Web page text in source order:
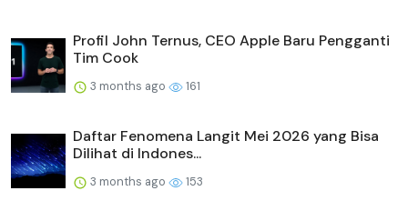
Profil John Ternus, CEO Apple Baru Pengganti
Tim Cook
3 months ago 161
Daftar Fenomena Langit Mei 2026 yang Bisa
Dilihat di Indones...
3 months ago 153